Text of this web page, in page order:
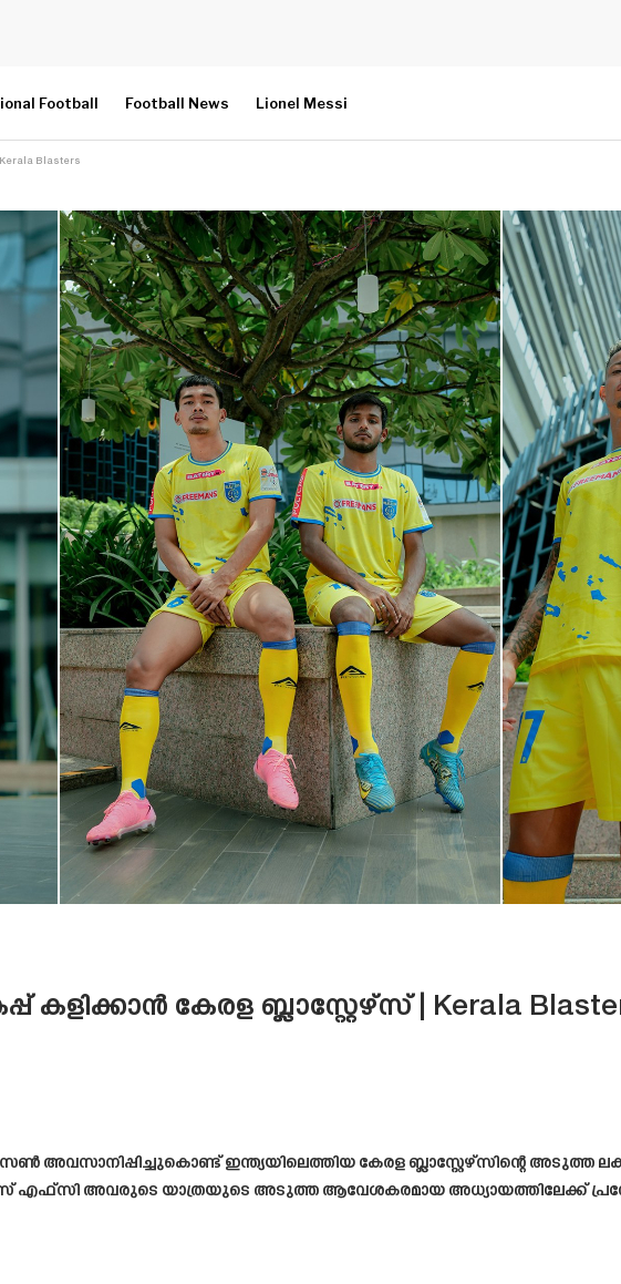
Football Football News Lionel Messi
Blasters
കേരള ബ്ലാസ്റ്റേഴ്‌സ് | Kerala
അവസാനിപ്പിച്ചുകൊണ്ട് ഇന്ത്യയിലെത്തിയ കേരള ബ്ലാസ്റ്റേഴ്സിന്റെ അടുത്ത
എഫ്‌സി അവരുടെ യാത്രയുടെ അടുത്ത ആവേശകരമായ അധ്യായത്തിലേക്ക്